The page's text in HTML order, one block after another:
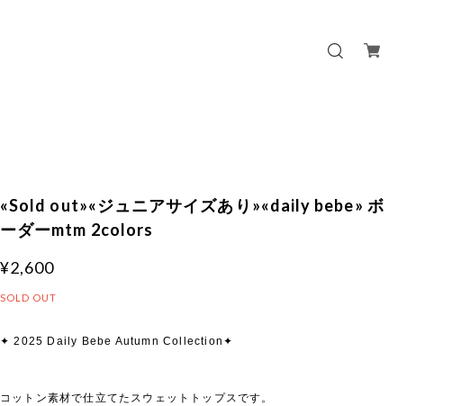
«Sold out»«ジュニアサイズあり»«daily bebe» ボ
ーダーmtm 2colors
¥2,600
SOLD OUT
✦ 2025 Daily Bebe Autumn Collection✦
コットン素材で仕立てたスウェットトップスです。